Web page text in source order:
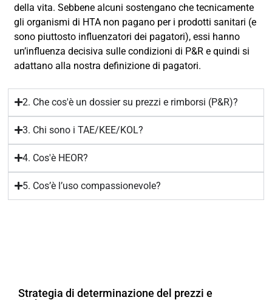
della vita. Sebbene alcuni sostengano che tecnicamente
gli organismi di HTA non pagano per i prodotti sanitari (e
sono piuttosto influenzatori dei pagatori), essi hanno
un’influenza decisiva sulle condizioni di P&R e quindi si
adattano alla nostra definizione di pagatori.
2. Che cos'è un dossier su prezzi e rimborsi (P&R)?
3. Chi sono i TAE/KEE/KOL?
4. Cos'è HEOR?
5. Cos’è l’uso compassionevole?
Strategia di determinazione del prezzi e